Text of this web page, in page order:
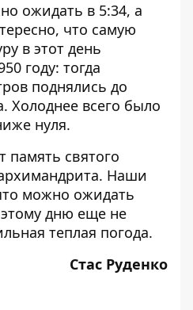
ожидать в 5:34, а
что самую
в этот день
году: тогда
поднялись до
Холоднее всего было
нуля.
память святого
Наши
можно ожидать
этому дню еще не
теплая погода.
Стас Руденко